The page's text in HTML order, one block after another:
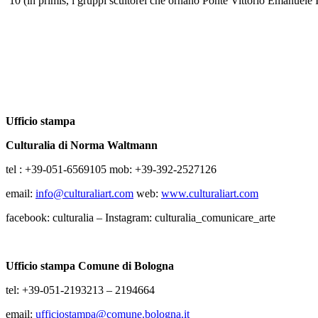
Ufficio stampa
Culturalia di Norma Waltmann
tel : +39-051-6569105 mob: +39-392-2527126
email: info@culturaliart.com web: www.culturaliart.com
facebook: culturalia – Instagram: culturalia_comunicare_arte
Ufficio stampa Comune di Bologna
tel: +39-051-2193213 – 2194664
email: ufficiostampa@comune.bologna.it